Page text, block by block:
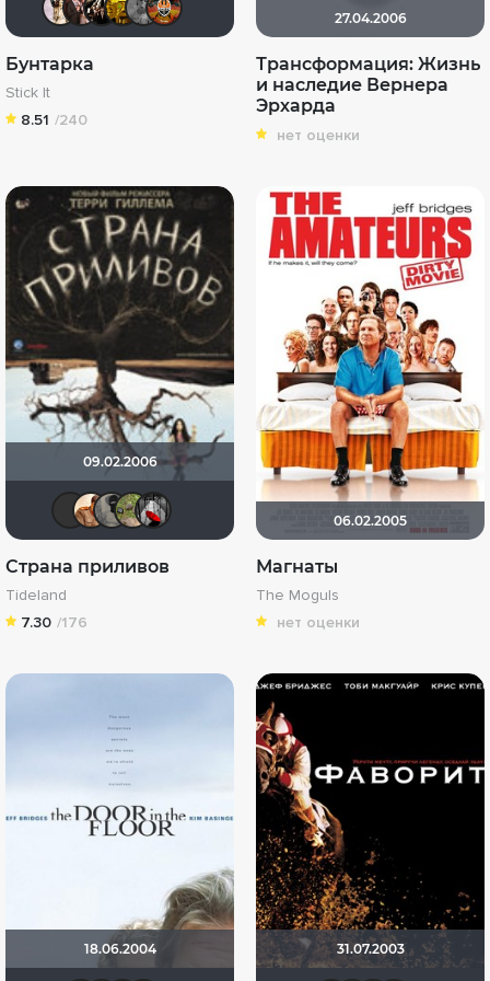
Бунтарка
Stick It
8.51 /240
27.04.2006
Трансформация: Жизнь
и наследие Вернера
Эрхарда
нет оценки
09.02.2006
Фрэнк Пинатра
СССРовец!!!!
Великий Кукурузо
xelga7421
Мышь Белая
Страна приливов
Tideland
7.30 /176
06.02.2005
Магнаты
The Moguls
нет оценки
18.06.2004 31.07.2003